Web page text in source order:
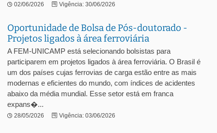
02/06/2026 Vigência: 30/06/2026
Oportunidade de Bolsa de Pós-doutorado -
Projetos ligados à área ferroviária
A FEM-UNICAMP está selecionando bolsistas para
participarem em projetos ligados à área ferroviária. O Brasil é
um dos países cujas ferrovias de carga estão entre as mais
modernas e eficientes do mundo, com índices de acidentes
abaixo da média mundial. Esse setor está em franca
expans�...
28/05/2026 Vigência: 03/06/2026